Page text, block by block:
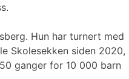
Hun har turnert med
Skolesekken siden 2020,
ganger for 10 000 barn